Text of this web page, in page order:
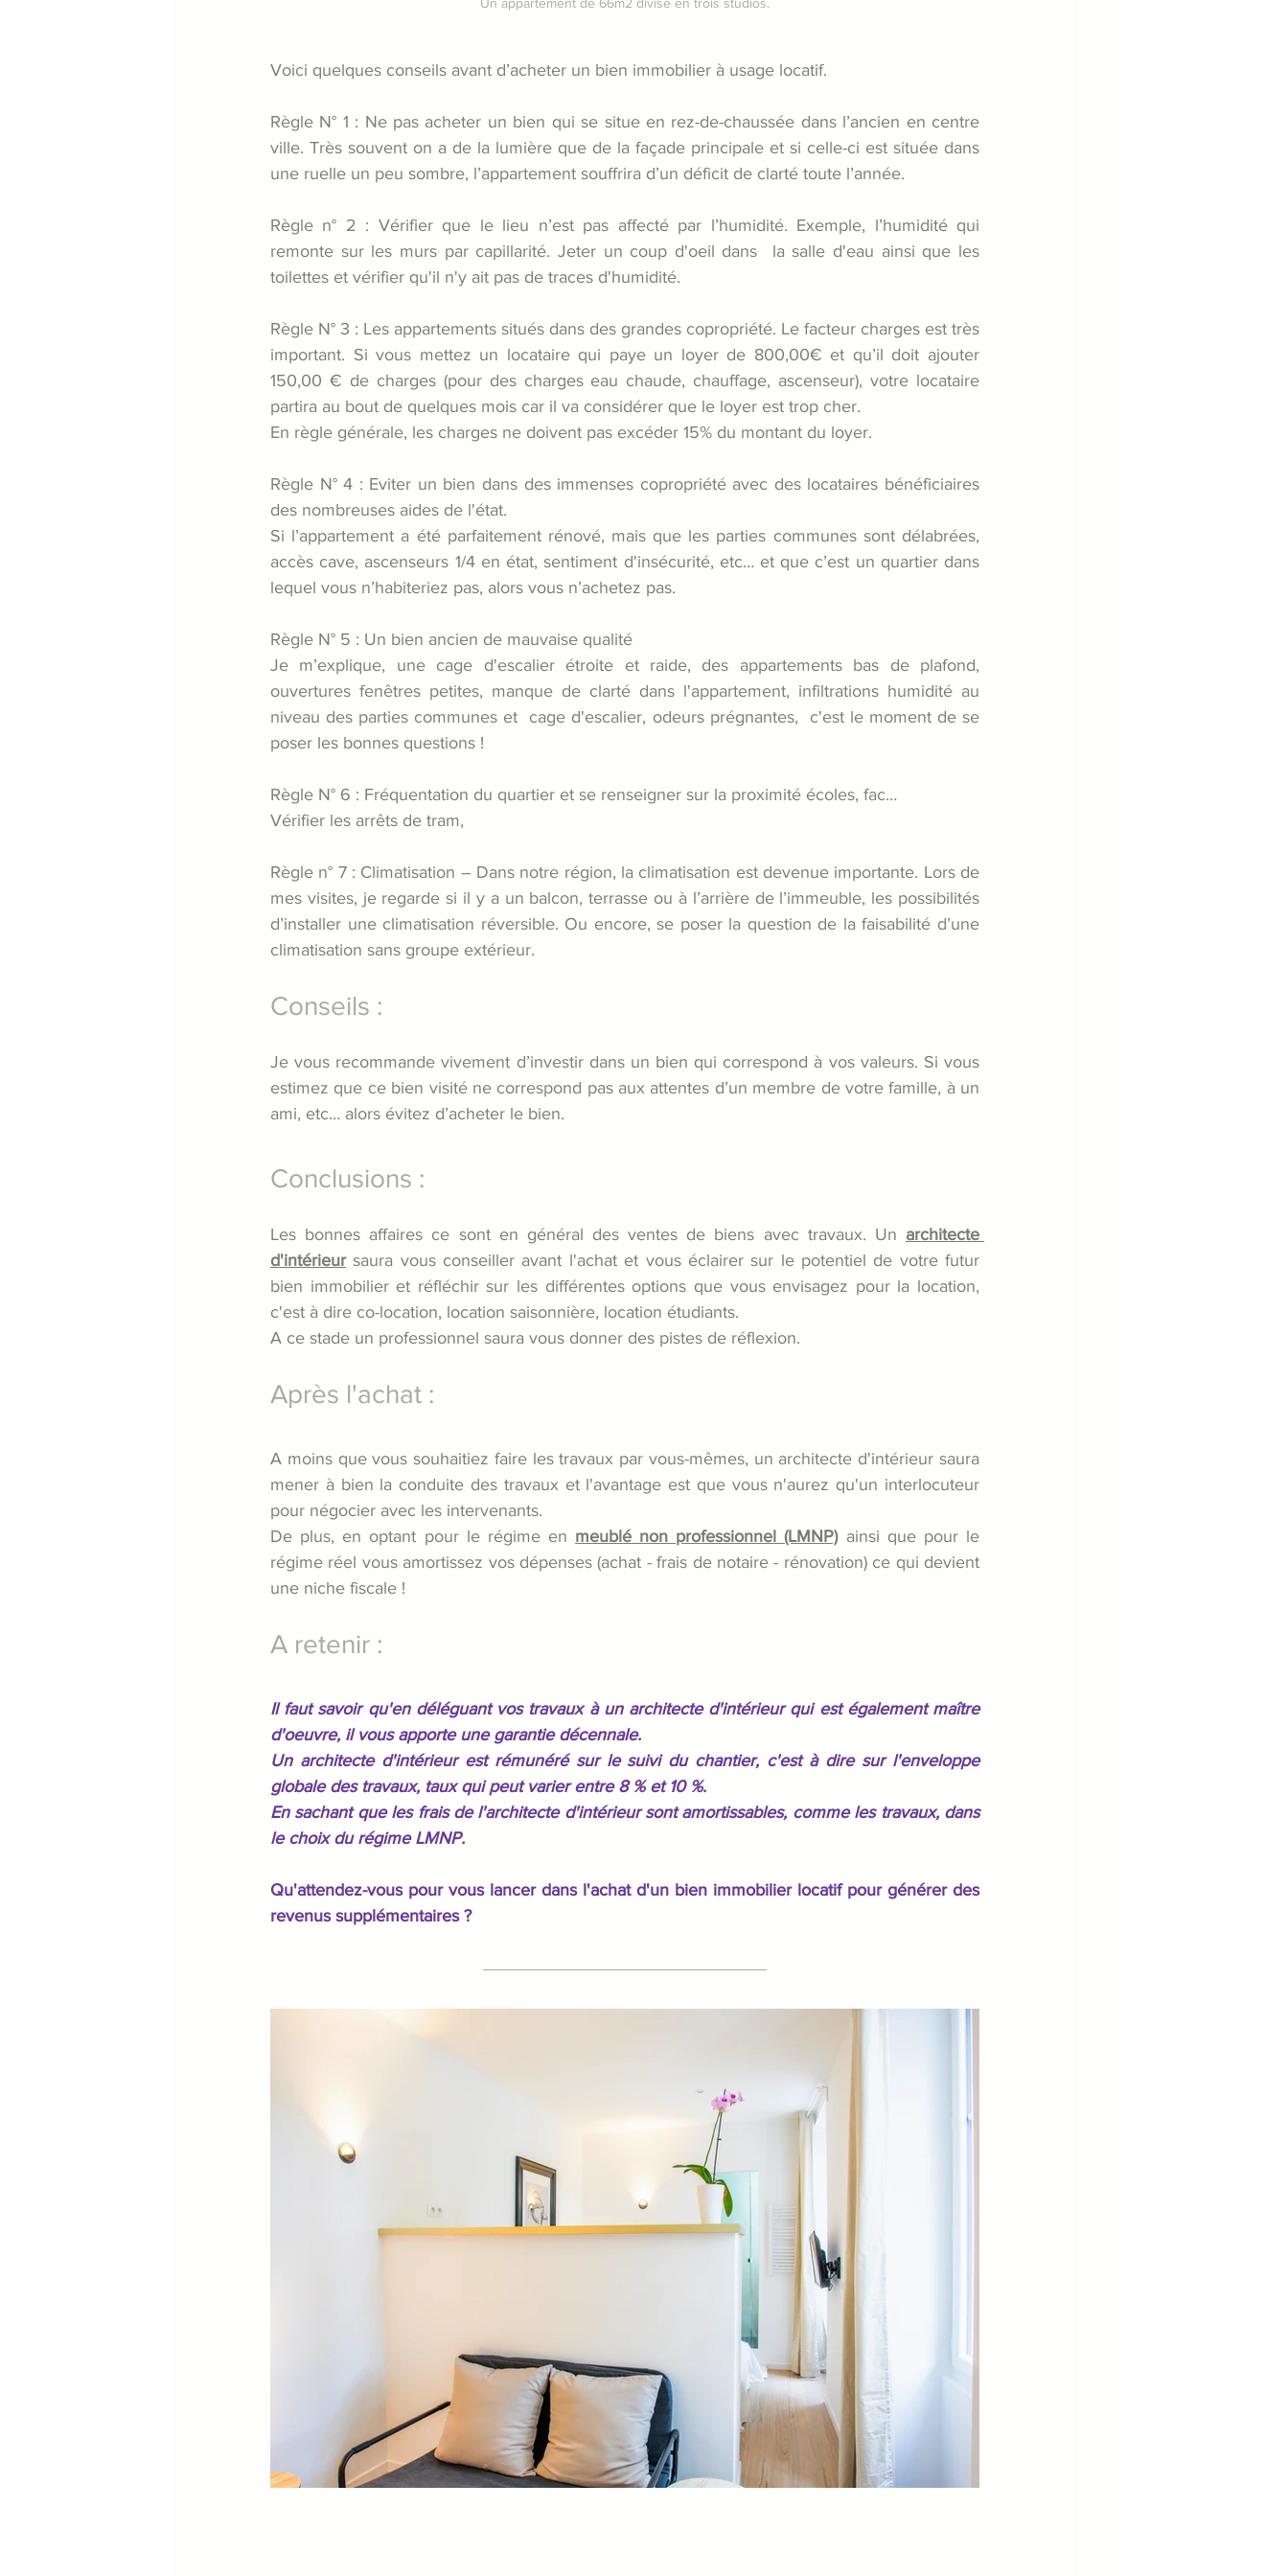
Un appartement de 66m2 divisé en trois studios.
Voici quelques conseils avant d’acheter un bien immobilier à usage locatif.
Règle N° 1 : Ne pas acheter un bien qui se situe en rez-de-chaussée dans l’ancien en centre
ville. Très souvent on a de la lumière que de la façade principale et si celle-ci est située dans
une ruelle un peu sombre, l’appartement souffrira d’un déficit de clarté toute l’année.
Règle n° 2 : Vérifier que le lieu n’est pas affecté par l’humidité. Exemple, l’humidité qui
remonte sur les murs par capillarité. Jeter un coup d'oeil dans  la salle d'eau ainsi que les
toilettes et vérifier qu'il n'y ait pas de traces d'humidité.
Règle N° 3 : Les appartements situés dans des grandes copropriété. Le facteur charges est très
important. Si vous mettez un locataire qui paye un loyer de 800,00€ et qu’il doit ajouter
150,00 € de charges (pour des charges eau chaude, chauffage, ascenseur), votre locataire
partira au bout de quelques mois car il va considérer que le loyer est trop cher.
En règle générale, les charges ne doivent pas excéder 15% du montant du loyer.
Règle N° 4 : Eviter un bien dans des immenses copropriété avec des locataires bénéficiaires
des nombreuses aides de l'état.
Si l’appartement a été parfaitement rénové, mais que les parties communes sont délabrées,
accès cave, ascenseurs 1/4 en état, sentiment d'insécurité, etc… et que c’est un quartier dans
lequel vous n’habiteriez pas, alors vous n’achetez pas.
Règle N° 5 : Un bien ancien de mauvaise qualité
Je m’explique, une cage d'escalier étroite et raide, des appartements bas de plafond,
ouvertures fenêtres petites, manque de clarté dans l'appartement, infiltrations humidité au
niveau des parties communes et  cage d'escalier, odeurs prégnantes,  c'est le moment de se
poser les bonnes questions !
Règle N° 6 : Fréquentation du quartier et se renseigner sur la proximité écoles, fac…
Vérifier les arrêts de tram,
Règle n° 7 : Climatisation – Dans notre région, la climatisation est devenue importante. Lors de
mes visites, je regarde si il y a un balcon, terrasse ou à l’arrière de l’immeuble, les possibilités
d’installer une climatisation réversible. Ou encore, se poser la question de la faisabilité d’une
climatisation sans groupe extérieur.
Conseils :
Je vous recommande vivement d’investir dans un bien qui correspond à vos valeurs. Si vous
estimez que ce bien visité ne correspond pas aux attentes d’un membre de votre famille, à un
ami, etc… alors évitez d’acheter le bien.
Conclusions :
Les bonnes affaires ce sont en général des ventes de biens avec travaux. Un architecte
d'intérieur saura vous conseiller avant l'achat et vous éclairer sur le potentiel de votre futur
bien immobilier et réfléchir sur les différentes options que vous envisagez pour la location,
c'est à dire co-location, location saisonnière, location étudiants.
A ce stade un professionnel saura vous donner des pistes de réflexion.
Après l'achat :
A moins que vous souhaitiez faire les travaux par vous-mêmes, un architecte d'intérieur saura
mener à bien la conduite des travaux et l'avantage est que vous n'aurez qu'un interlocuteur
pour négocier avec les intervenants.
De plus, en optant pour le régime en meublé non professionnel (LMNP) ainsi que pour le
régime réel vous amortissez vos dépenses (achat - frais de notaire - rénovation) ce qui devient
une niche fiscale !
A retenir :
Il faut savoir qu'en déléguant vos travaux à un architecte d'intérieur qui est également maître
d'oeuvre, il vous apporte une garantie décennale.
Un architecte d'intérieur est rémunéré sur le suivi du chantier, c'est à dire sur l'enveloppe
globale des travaux, taux qui peut varier entre 8 % et 10 %.
En sachant que les frais de l'architecte d'intérieur sont amortissables, comme les travaux, dans
le choix du régime LMNP.
Qu'attendez-vous pour vous lancer dans l'achat d'un bien immobilier locatif pour générer des
revenus supplémentaires ?